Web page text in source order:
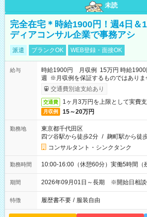
未読
完全在宅＊時給1900円！週4日＆
ディアコンサル企業で事務アシ
派遣 ブランクOK WEB登録・面接OK
給与
時給1900円 月収例 15万円 時給1900
週 ※月収例を保証するものではあり
ービス利用可（利用条件有）
交通費別途支給あり
交通費 1ヶ月3万円を上限として実費
月収例 15～20万円
勤務地
東京都千代田区
四ツ谷駅から徒歩2分 / 麹町駅から徒
コンサルタント・シンクタンク
勤務時間 10:00-16:00（休憩60分）実働5時間（
期間 2026年09月01日～長期 ※開始日相
特徴 履歴書不要 / 服装自由